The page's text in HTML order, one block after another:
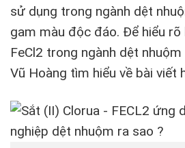
sử dụng trong ngành dệt
gam màu độc đáo. Để hiểu rõ
FeCl2 trong ngành dệt
Vũ Hoàng tìm hiểu về bài viết